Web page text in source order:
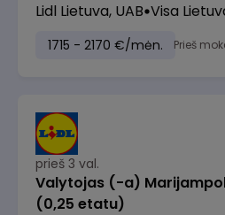
Lidl Lietuva, UAB Visa
1715 - 2170 €/mėn. Prieš
prieš 3 val.
Valytojas (-a)
(0,25 etatu)